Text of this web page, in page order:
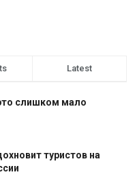
Latest
слишком мало
туристов на